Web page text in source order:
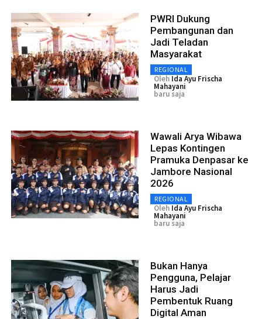
PWRI Dukung
Pembangunan dan
Jadi Teladan
Masyarakat
REGIONAL
Oleh Ida Ayu Frischa
Mahayani
baru saja
Wawali Arya Wibawa
Lepas Kontingen
Pramuka Denpasar ke
Jambore Nasional
2026
REGIONAL
Oleh Ida Ayu Frischa
Mahayani
baru saja
Bukan Hanya
Pengguna, Pelajar
Harus Jadi
Pembentuk Ruang
Digital Aman